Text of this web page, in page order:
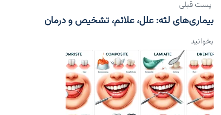
پست قبلی
بیماری‌های لثه: علل، علائم، تشخیص و درمان
بخوانید